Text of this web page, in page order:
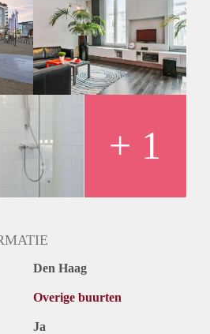
Afhankelijk van de Eigenaar
+ 1
Den Haag
Overige buurten
Ja